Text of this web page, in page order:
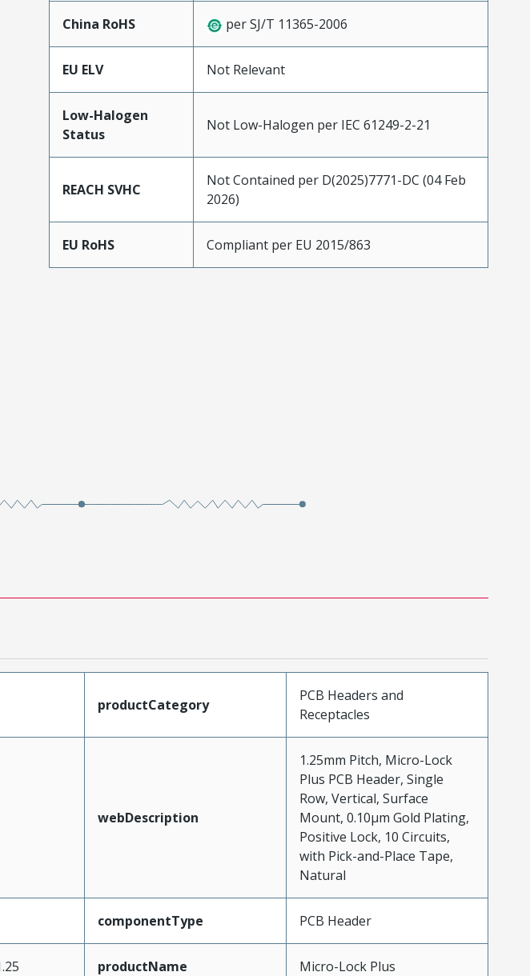
China RoHS per SJ/T 11365-2006
EU ELV Not Relevant
Low-Halogen
Status
Not Low-Halogen per IEC 61249-2-21
REACH SVHC
Not Contained per D(2025)7771-DC (04 Feb
2026)
EU RoHS Compliant per EU 2015/863
productCategory
PCB Headers and
Receptacles
webDescription
1.25mm Pitch, Micro-Lock
Plus PCB Header, Single
Row, Vertical, Surface
Mount, 0.10µm Gold Plating,
Positive Lock, 10 Circuits,
with Pick-and-Place Tape,
Natural
componentType PCB Header
productName Micro-Lock Plus